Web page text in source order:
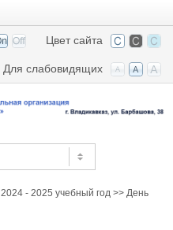
Цвет сайта
Для слабовидящих
2024 - 2025 учебный год >> День